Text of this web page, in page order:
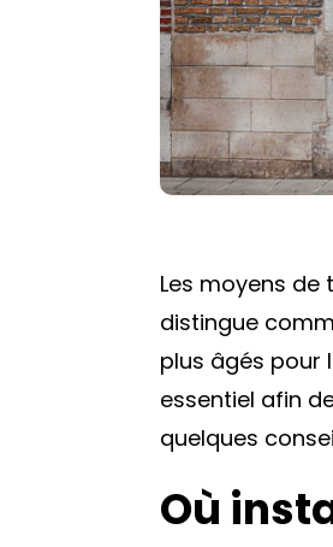
Les moyens
distingue
plus âgés pour
essentiel afin
quelques
Où